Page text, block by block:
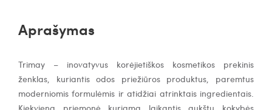
Aprašymas
Trimay – inovatyvus korėjietiškos kosmetikos prekinis
ženklas, kuriantis odos priežiūros produktus, paremtus
moderniomis formulėmis ir atidžiai atrinktais ingredientais.
Kiekviena priemonė kuriama laikantis aukštų kokybės